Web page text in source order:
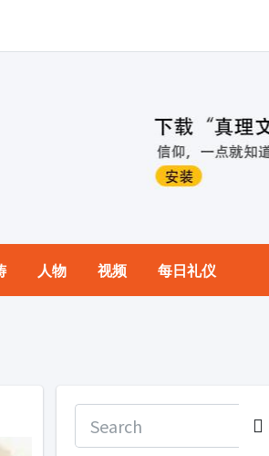
人物 视频 每日礼仪